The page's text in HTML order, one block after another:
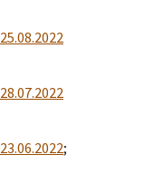
25.08.2022
28.07.2022
23.06.2022;